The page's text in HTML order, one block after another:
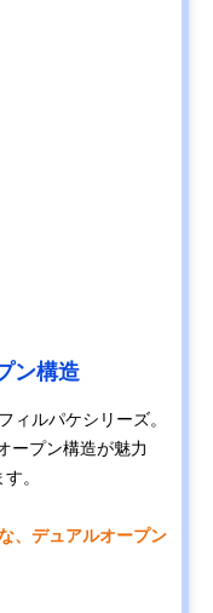
ン構造
ィルパケシリーズ。
ープン構造が魅力
。
、デュアルオープン